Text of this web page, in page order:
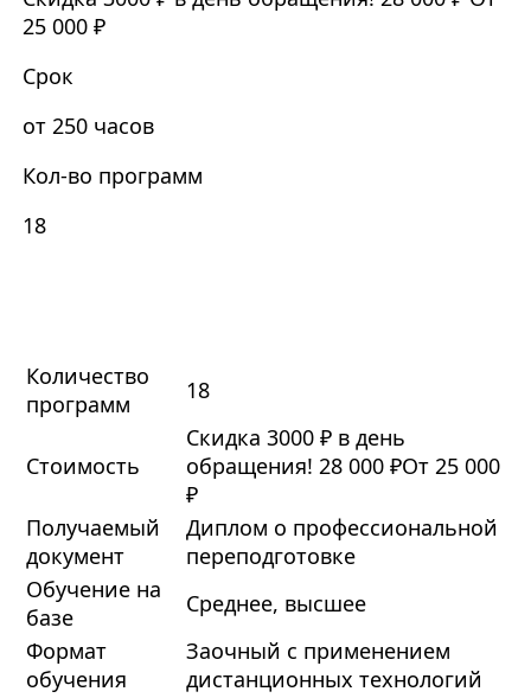
25 000 ₽
Срок
от 250 часов
Кол-во программ
18
Количество
программ
18
Стоимость
Скидка 3000 ₽ в день
обращения! 28 000 ₽От 25 000
₽
Получаемый
документ
Диплом о профессиональной
переподготовке
Обучение на
базе
Среднее, высшее
Формат
обучения
Заочный с применением
дистанционных технологий